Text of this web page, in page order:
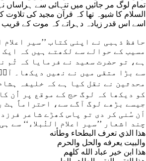
تمام لوگ مر جائیں میں تنہائی سے
السلام کا شيوہ تھا کہ قرآن مجید کی
اسے اس قدر زیادہ دہراتے کہ موت کے قریب
حافظ ذہبی نے اپنی کتاب ’’سیر
مسیب کے حوالے سے لکھتے ہیں کہ
ہے، تو حضرت سعید نے فرمایا کہ
سے بڑا متقی میں نے نھیں دیکھا۔
محدثین نے نقل کیا ہے کہ خلیفہ
کو دیکھا کہ لوگ حج کے موقع پر اُن
جیسے بڑھے لوگ آگے سے، احتراماً ہٹ
اَن سُنی کر دی تو پاس کھڑے شاعر
چند اشعار ’’سیر اعلام النُبلاء‘‘
هذا الذي تعرف البطحاء وطأته
والبيت يعرفه والحل والحرم
هذا ابن خير عباد الله كلهم